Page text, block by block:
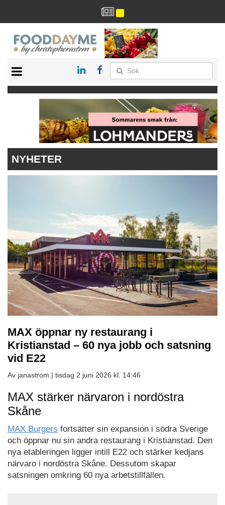
DRYCK
RECEPT
RESTAURANG
NYHETER
MAX öppnar ny restaurang i
Kristianstad – 60 nya jobb och satsning
vid E22
Av janastrom | tisdag 2 juni 2026 kl. 14:46
MAX stärker närvaron i nordöstra
Skåne
MAX Burgers fortsätter sin expansion i södra Sverige
och öppnar nu sin andra restaurang i Kristianstad. Den
nya etableringen ligger intill E22 och stärker kedjans
närvaro i nordöstra Skåne. Dessutom skapar
satsningen omkring 60 nya arbetstillfällen.